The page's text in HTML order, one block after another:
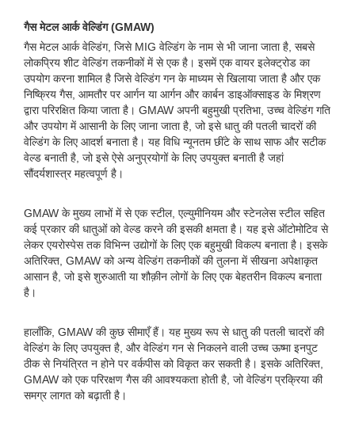
गैस मेटल आर्क वेल्डिंग (GMAW)
गैस मेटल आर्क वेल्डिंग, जिसे MIG वेल्डिंग के नाम से भी जाना जाता है, सबसे
लोकप्रिय शीट वेल्डिंग तकनीकों में से एक है। इसमें एक वायर इलेक्ट्रोड का
उपयोग करना शामिल है जिसे वेल्डिंग गन के माध्यम से खिलाया जाता है और एक
निष्क्रिय गैस, आमतौर पर आर्गन या आर्गन और कार्बन डाइऑक्साइड के मिश्रण
द्वारा परिरक्षित किया जाता है। GMAW अपनी बहुमुखी प्रतिभा, उच्च वेल्डिंग गति
और उपयोग में आसानी के लिए जाना जाता है, जो इसे धातु की पतली चादरों की
वेल्डिंग के लिए आदर्श बनाता है। यह विधि न्यूनतम छींटे के साथ साफ और सटीक
वेल्ड बनाती है, जो इसे ऐसे अनुप्रयोगों के लिए उपयुक्त बनाती है जहां
सौंदर्यशास्त्र महत्वपूर्ण है।
GMAW के मुख्य लाभों में से एक स्टील, एल्युमीनियम और स्टेनलेस स्टील सहित
कई प्रकार की धातुओं को वेल्ड करने की इसकी क्षमता है। यह इसे ऑटोमोटिव से
लेकर एयरोस्पेस तक विभिन्न उद्योगों के लिए एक बहुमुखी विकल्प बनाता है। इसके
अतिरिक्त, GMAW को अन्य वेल्डिंग तकनीकों की तुलना में सीखना अपेक्षाकृत
आसान है, जो इसे शुरुआती या शौक़ीन लोगों के लिए एक बेहतरीन विकल्प बनाता
है।
हालाँकि, GMAW की कुछ सीमाएँ हैं। यह मुख्य रूप से धातु की पतली चादरों की
वेल्डिंग के लिए उपयुक्त है, और वेल्डिंग गन से निकलने वाली उच्च ऊष्मा इनपुट
ठीक से नियंत्रित न होने पर वर्कपीस को विकृत कर सकती है। इसके अतिरिक्त,
GMAW को एक परिरक्षण गैस की आवश्यकता होती है, जो वेल्डिंग प्रक्रिया की
समग्र लागत को बढ़ाती है।